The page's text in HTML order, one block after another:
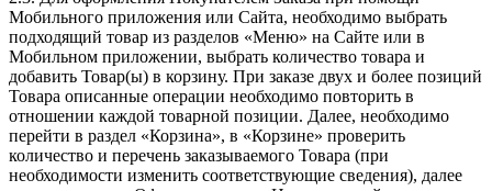
Мобильного приложения или Сайта, необходимо выбрать
подходящий товар из разделов «Меню» на Сайте или в
Мобильном приложении, выбрать количество товара и
добавить Товар(ы) в корзину. При заказе двух и более позиций
Товара описанные операции необходимо повторить в
отношении каждой товарной позиции. Далее, необходимо
перейти в раздел «Корзина», в «Корзине» проверить
количество и перечень заказываемого Товара (при
необходимости изменить соответствующие сведения), далее